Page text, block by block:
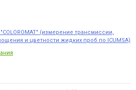
(измерение трансмиссии,
и цветности жидких проб по ICUMSA)